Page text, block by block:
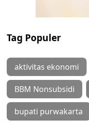
Tag Populer
aktivitas ekonomi
BBM Nonsubsidi
bupati purwakarta